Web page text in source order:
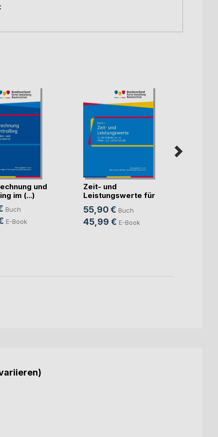
und
im (...)
Buch
E-Book
Zeit- und
Leistungswerte für
die K(...)
55,90 € Buch
45,99 € E-Book